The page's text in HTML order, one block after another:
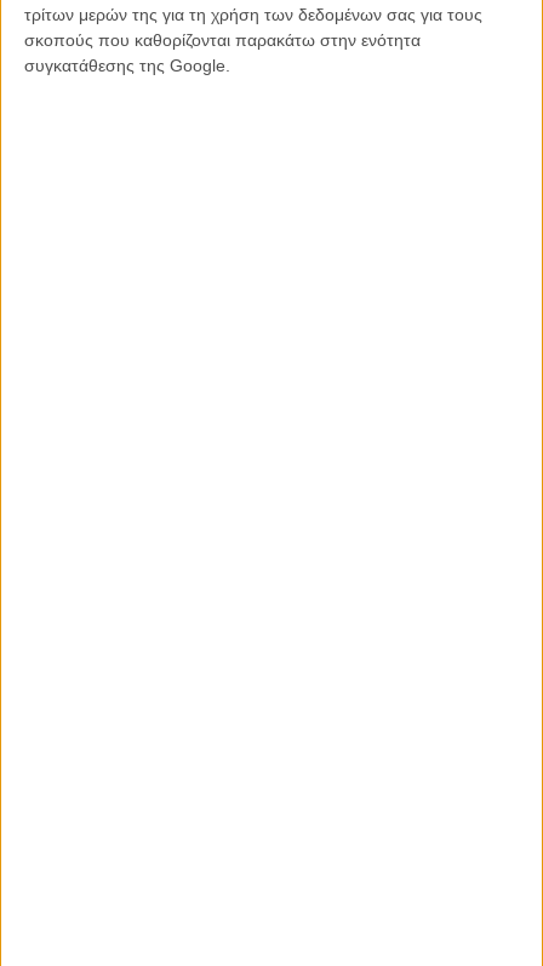
τρίτων μερών της για τη χρήση των δεδομένων σας για τους
σκοπούς που καθορίζονται παρακάτω στην ενότητα
συγκατάθεσης της Google.